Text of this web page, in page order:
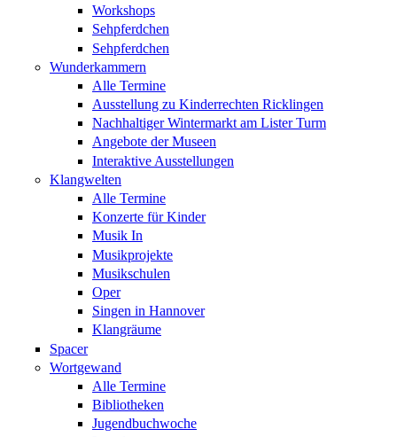
Workshops
Sehpferdchen
Sehpferdchen
Wunderkammern
Alle Termine
Ausstellung zu Kinderrechten Ricklingen
Nachhaltiger Wintermarkt am Lister Turm
Angebote der Museen
Interaktive Ausstellungen
Klangwelten
Alle Termine
Konzerte für Kinder
Musik In
Musikprojekte
Musikschulen
Oper
Singen in Hannover
Klangräume
Spacer
Wortgewand
Alle Termine
Bibliotheken
Jugendbuchwoche